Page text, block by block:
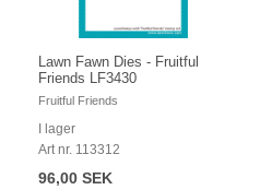
Lawn Fawn Dies - Fruitful
Friends LF3430
Fruitful Friends
I lager
Art nr. 113312
96,00 SEK